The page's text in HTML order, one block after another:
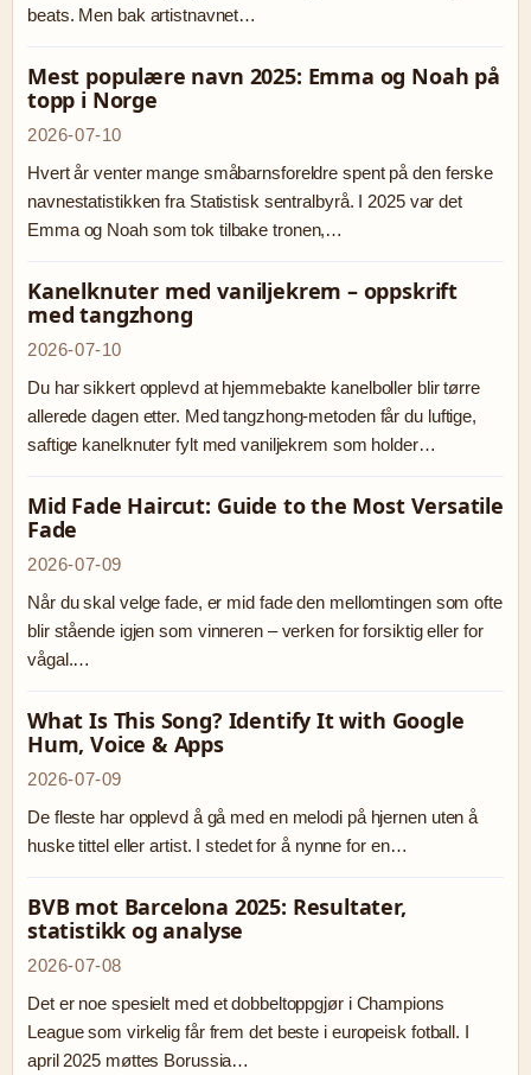
beats. Men bak artistnavnet…
Mest populære navn 2025: Emma og Noah på
topp i Norge
2026-07-10
Hvert år venter mange småbarnsforeldre spent på den ferske
navnestatistikken fra Statistisk sentralbyrå. I 2025 var det
Emma og Noah som tok tilbake tronen,…
Kanelknuter med vaniljekrem – oppskrift
med tangzhong
2026-07-10
Du har sikkert opplevd at hjemmebakte kanelboller blir tørre
allerede dagen etter. Med tangzhong-metoden får du luftige,
saftige kanelknuter fylt med vaniljekrem som holder…
Mid Fade Haircut: Guide to the Most Versatile
Fade
2026-07-09
Når du skal velge fade, er mid fade den mellomtingen som ofte
blir stående igjen som vinneren – verken for forsiktig eller for
vågal.…
What Is This Song? Identify It with Google
Hum, Voice & Apps
2026-07-09
De fleste har opplevd å gå med en melodi på hjernen uten å
huske tittel eller artist. I stedet for å nynne for en…
BVB mot Barcelona 2025: Resultater,
statistikk og analyse
2026-07-08
Det er noe spesielt med et dobbeltoppgjør i Champions
League som virkelig får frem det beste i europeisk fotball. I
april 2025 møttes Borussia…